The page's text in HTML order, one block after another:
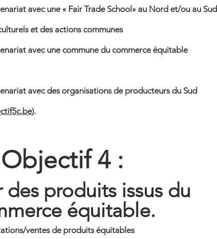
avec une « Fair Trade School» au Nord et/ou au Sud
et des actions communes
avec une commune du commerce équitable
avec des organisations de producteurs du Sud
).
Objectif 4 :
des produits issus du
équitable.
ventes de produits équitables